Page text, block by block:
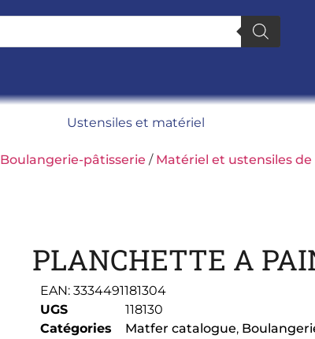
Ustensiles et matériel
Boulangerie-pâtisserie / Matériel et ustensiles
PLANCHETTE A
EAN: 3334491181304
UGS
118130
Catégories
Matfer catalogue,